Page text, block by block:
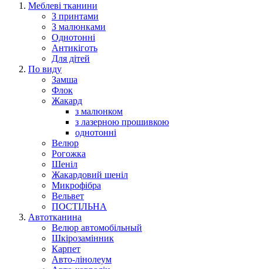
Меблеві тканини
З принтами
З малюнками
Однотонні
Антикіготь
Для дітей
По виду
Замша
Флок
Жакард
з малюнком
з лазерною прошивкою
однотонні
Велюр
Рогожка
Шеніл
Жакардовий шеніл
Микрофібра
Вельвет
ПОСТІЛЬНА
Автотканина
Велюр автомобільный
Шкірозамінник
Карпет
Авто-лінолеум